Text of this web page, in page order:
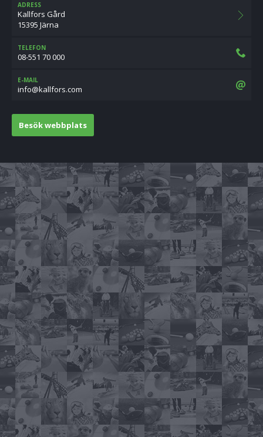
ADRESS
Kallfors Gård
15395 Järna
TELEFON
08-551 70 000
E-MAIL
moc.srofllak@ofni
Besök webbplats